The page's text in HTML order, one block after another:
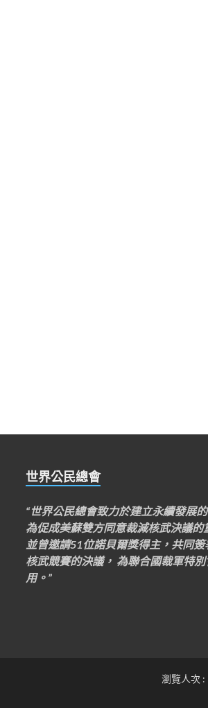
世界公民總會
“世界公民總會致力於建立永續發展
為促成美蘇雙方同意裁減核武決議的
並曾邀請51位諾貝爾獎得主，共同
核武競賽的決議， 為聯合國裁軍特
用。”
瀏覽人次